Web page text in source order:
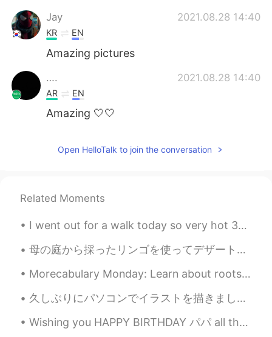
Jay 2021.08.28 14:40
KR EN
Amazing pictures
…. 2021.08.28 14:40
AR EN
Amazing 🤍🤍
Open HelloTalk to join the conversation
Related Moments
I went out for a walk today so very hot 30°c today. 🔆🔅🔆🔅🔆🔅🔆🔅😳😅🌳🦆🏔🏞 I came home and saw my Engl...
母の庭から採ったリンゴを使ってデザートを作りました。アップルコンフートと言います。レシピはネットで見つけて、倣ってしまいました。リンゴを準備する以外、作りやすかったです。早い者勝ちなので、食べた...
Morecabulary Monday: Learn about roots, prefixes and suffixes! Today’s root is “cult”. It mean...
久しぶりにパソコンでイラストを描きました〜 こんな簡単な絵でも、この段階まで描いて、半日もかかってしまいました😓こういうイラストは一年に1、2回しか描かなくて、腕が落ちましたね… 目がもう疲れた...
Wishing you HAPPY BIRTHDAY パパ all the way from Japan. タンジョビおめてど。 I can’t travel from Tokyo becau...